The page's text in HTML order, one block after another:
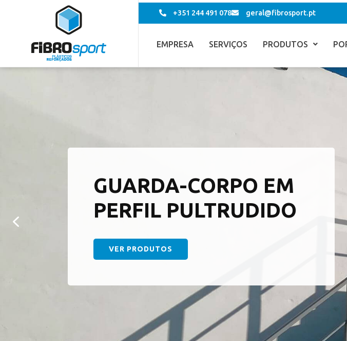
+351 244 491 078 geral@fibrosport.pt
EMPRESA SERVIÇOS PRODUTOS
GUARDA-CORPO EM
PERFIL PULTRUDIDO
VER PRODUTOS